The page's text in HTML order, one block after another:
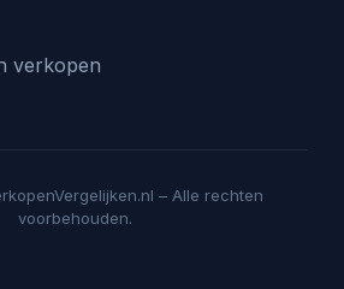
verkopen
– Alle rechten
voorbehouden.